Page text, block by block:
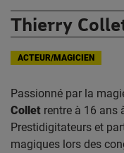
Thierry
ACTEUR/MAGICIEN
Passionné par la
Collet rentre à 16 ans
Prestidigitateurs et
magiques lors des